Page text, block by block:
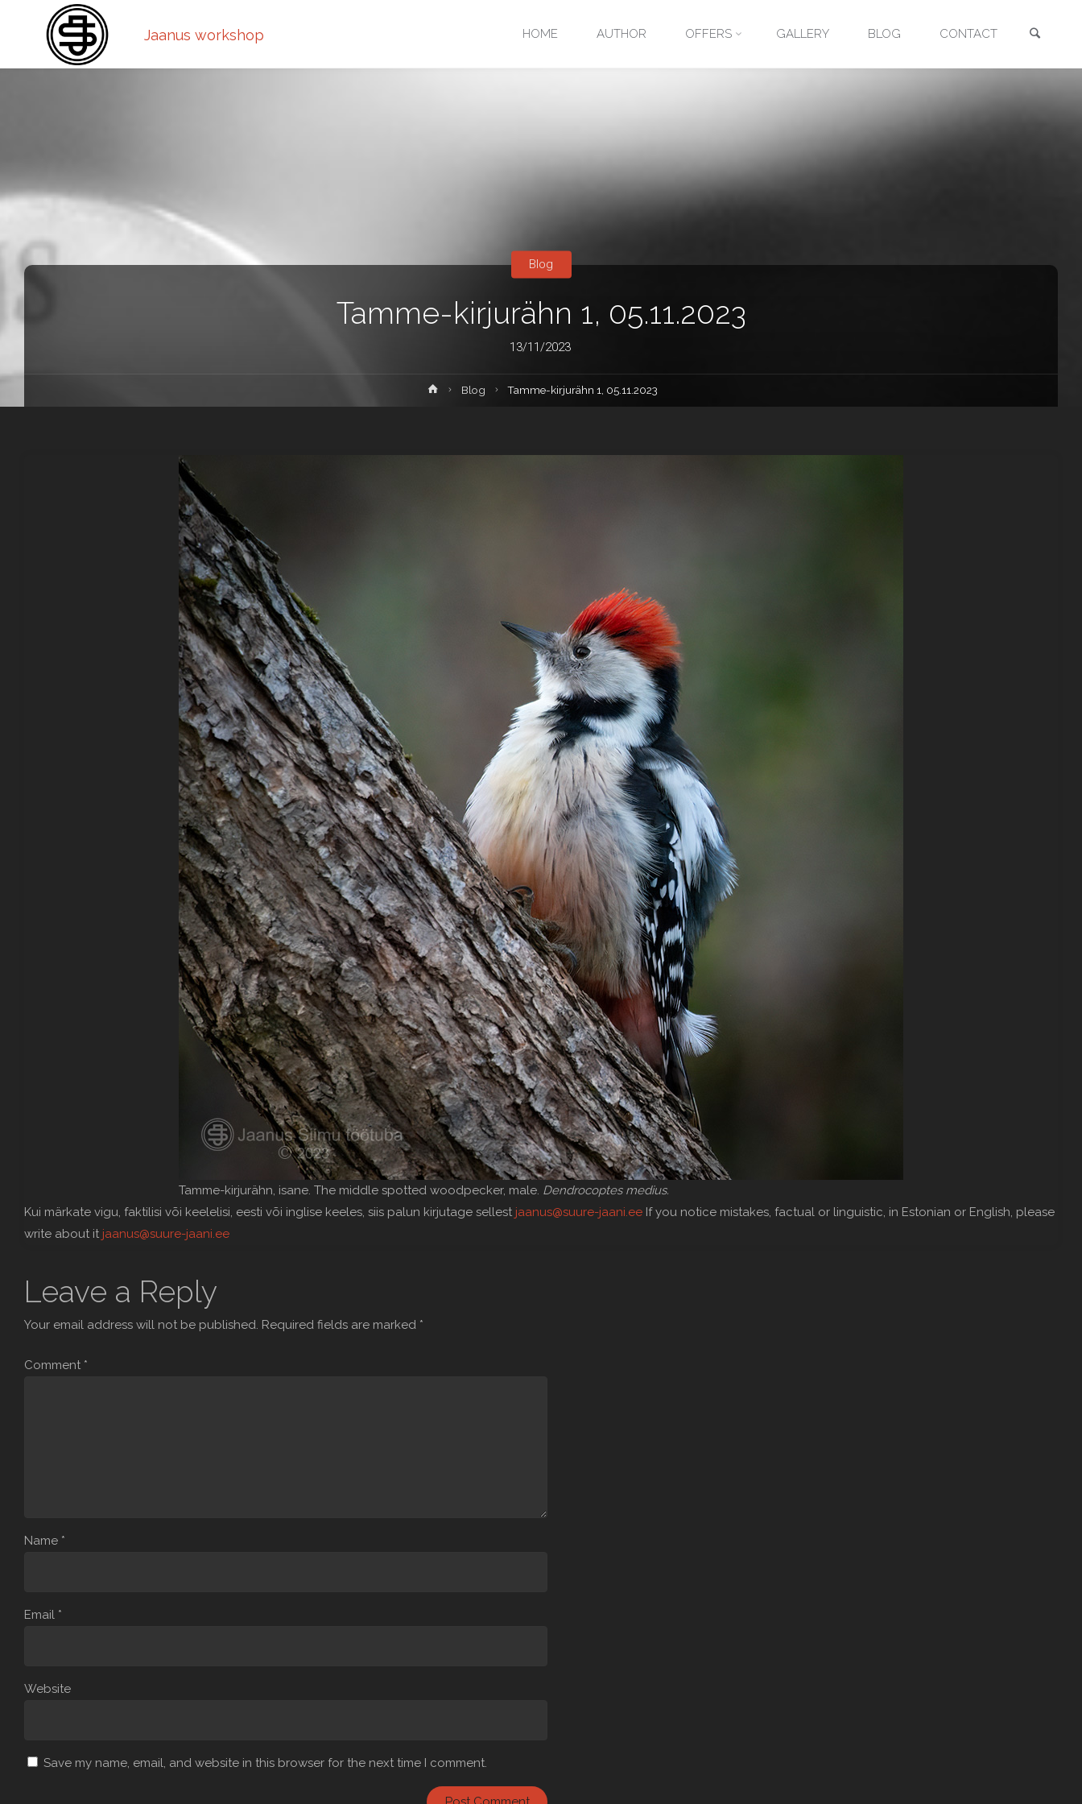
Jaanus workshop HOME AUTHOR OFFERS GALLERY BLOG CONTACT
Tamme-kirjurähn 1, 05.11.2023
13/11/2023
Blog
HomeBlog Tamme-kirjurähn 1, 05.11.2023
Tamme-kirjurähn, isane. The middle spotted woodpecker, male. Dendrocoptes medius.
Kui märkate vigu, faktilisi või keelelisi, eesti või inglise keeles, siis palun kirjutage sellest jaanus@suure-jaani.ee If you notice mistakes, factual or linguistic, in Estonian or English, please
write about it jaanus@suure-jaani.ee
Leave a Reply
Your email address will not be published. Required fields are marked *
Comment *
Name *
Email *
Website
Save my name, email, and website in this browser for the next time I comment.